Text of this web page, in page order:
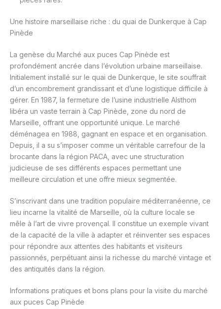
Une histoire marseillaise riche : du quai de Dunkerque à Cap
Pinède
La genèse du Marché aux puces Cap Pinède est
profondément ancrée dans l’évolution urbaine marseillaise.
Initialement installé sur le quai de Dunkerque, le site souffrait
d’un encombrement grandissant et d’une logistique difficile à
gérer. En 1987, la fermeture de l’usine industrielle Alsthom
libéra un vaste terrain à Cap Pinède, zone du nord de
Marseille, offrant une opportunité unique. Le marché
déménagea en 1988, gagnant en espace et en organisation.
Depuis, il a su s’imposer comme un véritable carrefour de la
brocante dans la région PACA, avec une structuration
judicieuse de ses différents espaces permettant une
meilleure circulation et une offre mieux segmentée.
S’inscrivant dans une tradition populaire méditerranéenne, ce
lieu incarne la vitalité de Marseille, où la culture locale se
mêle à l’art de vivre provençal. Il constitue un exemple vivant
de la capacité de la ville à adapter et réinventer ses espaces
pour répondre aux attentes des habitants et visiteurs
passionnés, perpétuant ainsi la richesse du marché vintage et
des antiquités dans la région.
Informations pratiques et bons plans pour la visite du marché
aux puces Cap Pinède